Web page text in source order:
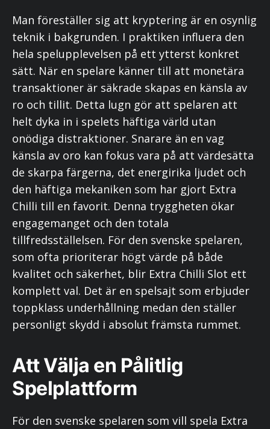
Man föreställer sig att kryptering är en osynlig
teknik i bakgrunden. I praktiken influera den
hela spelupplevelsen på ett ytterst konkret
sätt. När en spelare känner till att monetära
transaktioner är säkrade skapas en känsla av
ro och tillit. Detta lugn gör att spelaren att
helt dyka in i spelets häftiga värld utan
onödiga distraktioner. Snarare än en vag
känsla av oro kan fokus vara på att värdesätta
de skarpa färgerna, det energirika ljudet och
den häftiga mekaniken som har gjort Extra
Chilli till en favorit. Denna tryggheten ökar
engagemanget och den totala
tillfredsställelsen. För den svenske spelaren,
som ofta prioriterar högt värde på både
kvalitet och säkerhet, blir Extra Chilli Slot ett
komplett val. Det är en spelsajt som erbjuder
toppklass underhållning medan den ställer
personligt skydd i absolut främsta rummet.
Att Välja en Pålitlig
Spelplattform
För den svenske spelaren som vill spela Extra